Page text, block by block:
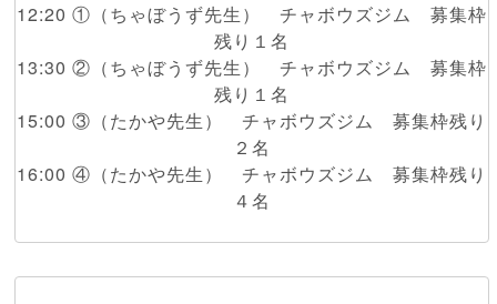
12:20 ①（ちゃぼうず先生） チャボウズジム 募集枠
残り１名
13:30 ②（ちゃぼうず先生） チャボウズジム 募集枠
残り１名
15:00 ③（たかや先生） チャボウズジム 募集枠残り
２名
16:00 ④（たかや先生） チャボウズジム 募集枠残り
４名